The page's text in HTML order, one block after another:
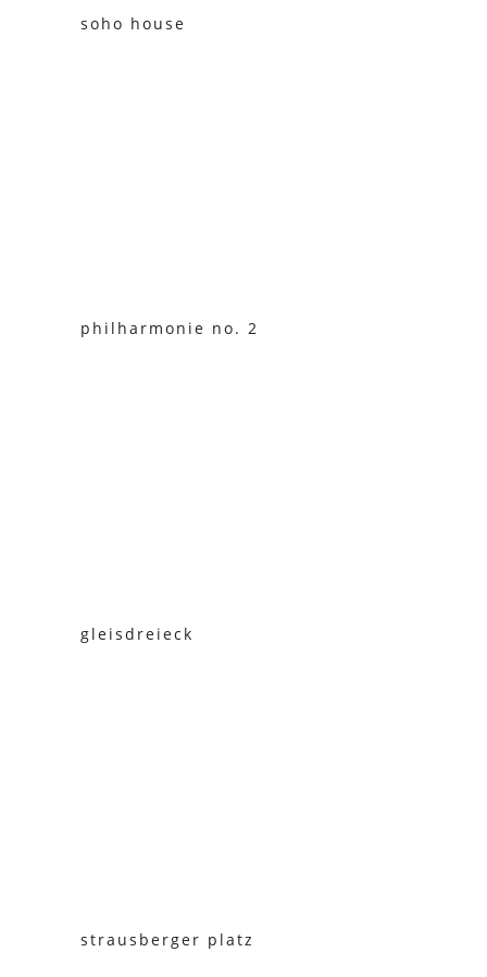
soho house
philharmonie no. 2
gleisdreieck
strausberger platz